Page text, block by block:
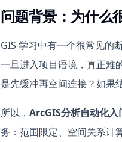
问题背景：为什么
GIS 学习中有一个很常见的
一旦进入项目语境，真正难
是先缓冲再空间连接？如果
所以， ArcGIS分析自动化入
务：范围限定、空间关系计